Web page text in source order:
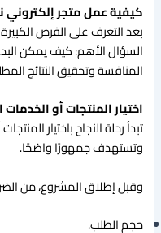
كيفية عمل متجر إلكتروني
بعد التعرف على الفرص الكبيرة
السؤال الأهم: كيف يمكن
المنافسة وتحقيق النتائج
اختيار المنتجات أو
تبدأ رحلة النجاح باختيار
وتستهدف جمهورًا واضحًا.
وقبل إطلاق المشروع، من
حجم الطلب.